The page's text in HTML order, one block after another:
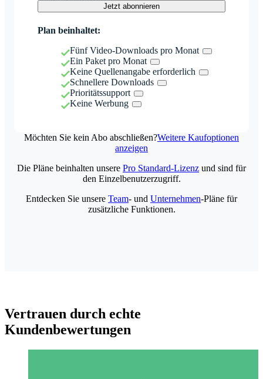
Jetzt abonnieren
Plan beinhaltet:
Fünf Video-Downloads pro Monat
Ein Paket pro Monat
Keine Quellenangabe erforderlich
Schnellere Downloads
Prioritätssupport
Keine Werbung
Möchten Sie kein Abo abschließen?Weitere Kaufoptionen
anzeigen
Die Pläne beinhalten unsere Pro Standard-Lizenz und sind für
den Einzelbenutzerzugriff.
Entdecken Sie unsere Team- und Unternehmen-Pläne für
zusätzliche Funktionen.
Vertrauen durch echte
Kundenbewertungen